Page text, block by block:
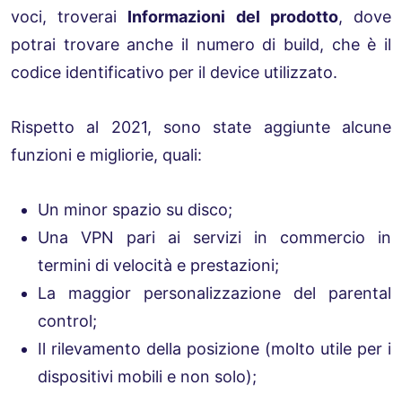
voci, troverai Informazioni del prodotto, dove
potrai trovare anche il numero di build, che è il
codice identificativo per il device utilizzato.
Rispetto al 2021, sono state aggiunte alcune
funzioni e migliorie, quali:
Un minor spazio su disco;
Una VPN pari ai servizi in commercio in
termini di velocità e prestazioni;
La maggior personalizzazione del parental
control;
Il rilevamento della posizione (molto utile per i
dispositivi mobili e non solo);